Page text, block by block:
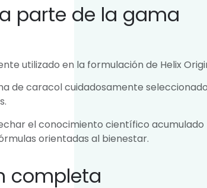
parte de la gama
utilizado en la formulación de Helix
de caracol cuidadosamente
el conocimiento científico acumulado
orientadas al bienestar.
completa